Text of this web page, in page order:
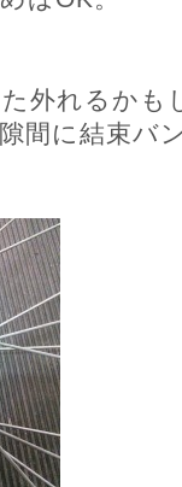
外れるかも
間に結束バ